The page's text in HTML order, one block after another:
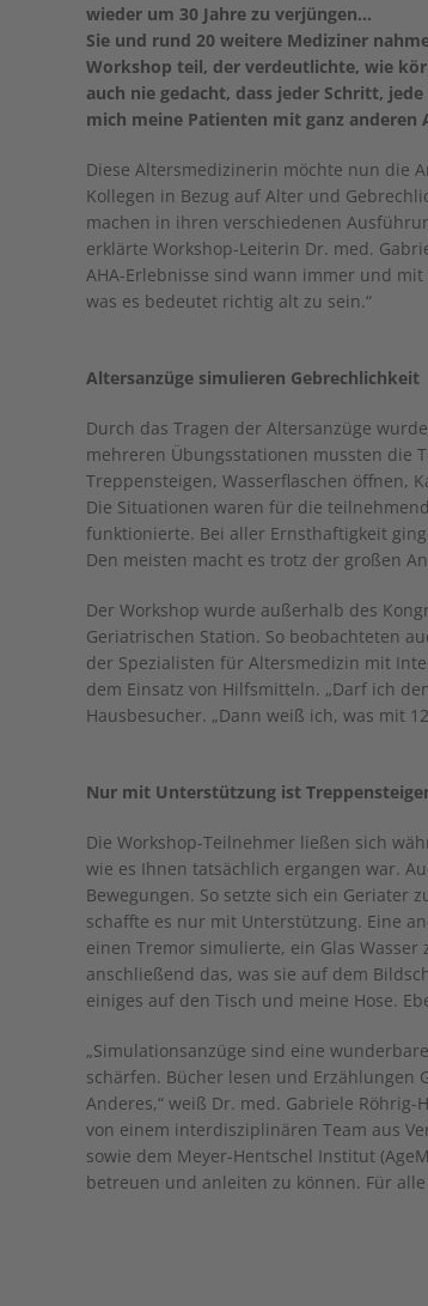
wieder um 30 Jahre zu verjüngen...
Sie und rund 20 weitere Mediziner
Workshop teil, der verdeutlichte, wie
auch nie gedacht, dass jeder Schritt,
mich meine Patienten mit ganz anderen
Diese Altersmedizinerin möchte nun die
Kollegen in Bezug auf Alter und
machen in ihren verschiedenen
erklärte Workshop-Leiterin Dr. med.
AHA-Erlebnisse sind wann immer und
was es bedeutet richtig alt zu sein.“
Altersanzüge simulieren Gebrechlichkeit
Durch das Tragen der Altersanzüge
mehreren Übungsstationen mussten die
Treppensteigen, Wasserflaschen öffnen,
Die Situationen waren für die
funktionierte. Bei aller Ernsthaftigkeit
Den meisten macht es trotz der großen
Der Workshop wurde außerhalb des
Geriatrischen Station. So beobachteten
der Spezialisten für Altersmedizin mit
dem Einsatz von Hilfsmitteln. „Darf ich
Hausbesucher. „Dann weiß ich, was mit
Nur mit Unterstützung ist
Die Workshop-Teilnehmer ließen sich
wie es Ihnen tatsächlich ergangen war.
Bewegungen. So setzte sich ein Geriater
schaffte es nur mit Unterstützung. Eine
einen Tremor simulierte, ein Glas
anschließend das, was sie auf dem
einiges auf den Tisch und meine Hose.
„Simulationsanzüge sind eine
schärfen. Bücher lesen und Erzählungen
Anderes,“ weiß Dr. med. Gabriele
von einem interdisziplinären Team aus
sowie dem Meyer-Hentschel Institut
betreuen und anleiten zu können. Für